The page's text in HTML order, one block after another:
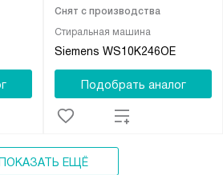
Стиральная машина
Siemens WS10K246OE
Снят с производства
Подобрать аналог
ПОКАЗАТЬ ЕЩЁ